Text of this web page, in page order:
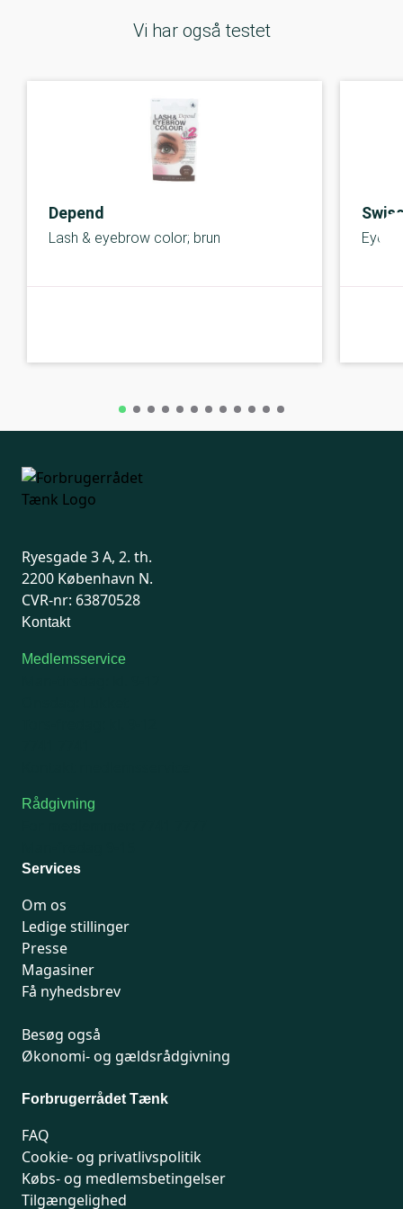
Vi har også testet
Depend
Lash & eyebrow color; brun
Ryesgade 3 A, 2. th.
2200 København N.
CVR-nr: 63870528
Kontakt
Medlemsservice
Rådgivning
Services
Om os
Ledige stillinger
Presse
Magasiner
Få nyhedsbrev
Besøg også
Økonomi- og gældsrådgivning
Forbrugerrådet Tænk
FAQ
Cookie- og privatlivspolitik
Købs- og medlemsbetingelser
Tilgængelighed